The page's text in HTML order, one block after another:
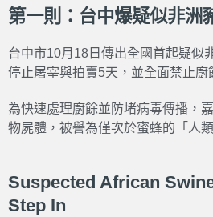
第一則：台中爆疑似非洲
台中市10月18日傳出全國首起疑似
停止屠宰與拍賣5天，並全面禁止廚
為快速處理廚餘並防堵病毒傳播，
物屍體，被譽為僅次於蜜蜂的「人
Suspected African
Step In